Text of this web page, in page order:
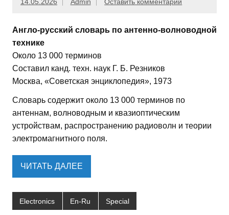
14.05.2026 Admin Оставить комментарий
Англо-русский словарь по антенно-волноводной
технике
Около 13 000 терминов
Составил канд. техн. наук Г. Б. Резников
Москва, «Советская энциклопедия», 1973
Словарь содержит около 13 000 терминов по
антеннам, волноводным и квазиоптическим
устройствам, распространению радиоволн и теории
электромагнитного поля.
ЧИТАТЬ ДАЛЕЕ
Electronics En-Ru Special